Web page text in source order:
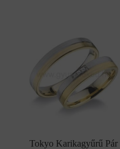
Tokyo Karikagyűrű Pár